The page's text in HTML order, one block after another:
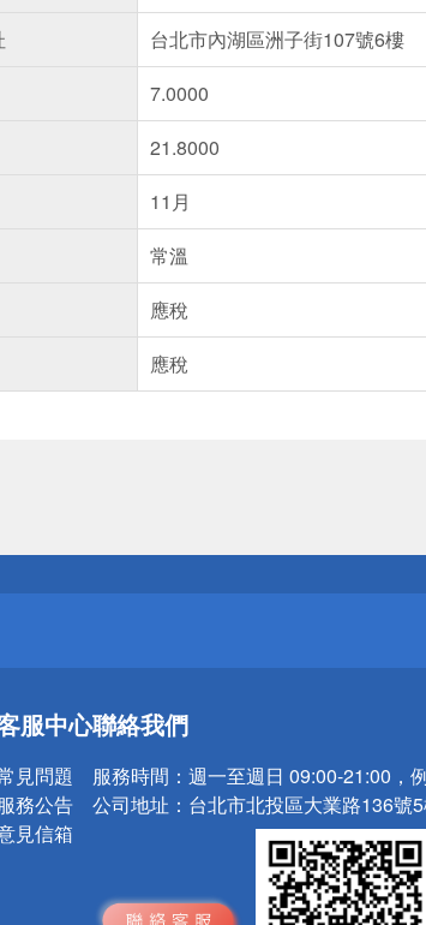
台北市內湖區洲子街107號6樓
7.0000
21.8000
11月
常溫
應稅
應稅
小心！
小心！
服中心
見問題
務公告
見信箱
聯絡我們
服務時間： 週一至週日 09:00-21:00，
公司地址： 台北市北投區大業路136號